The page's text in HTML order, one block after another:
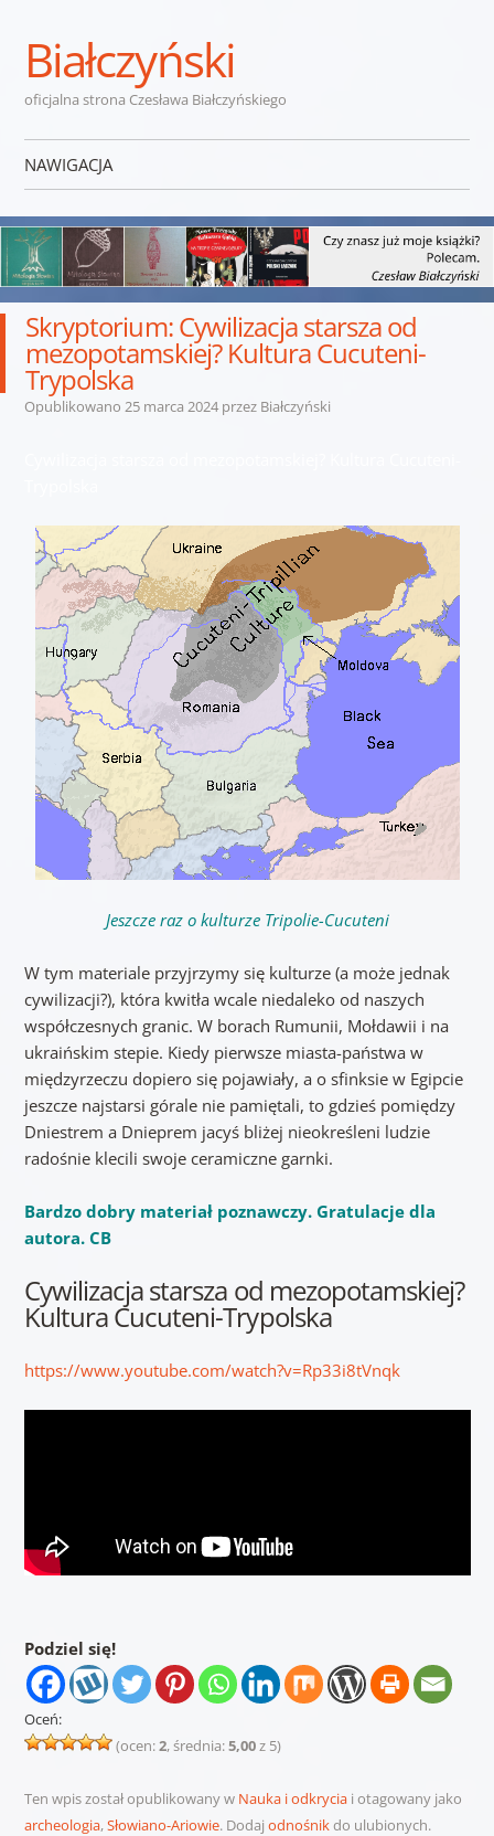
Białczyński
oficjalna strona Czesława Białczyńskiego
NAWIGACJA
Skryptorium: Cywilizacja starsza od
mezopotamskiej? Kultura Cucuteni-
Trypolska
Opublikowano 25 marca 2024przez Białczyński
Jeszcze raz o kulturze Tripolie-Cucuteni
W tym materiale przyjrzymy się kulturze (a może jednak
cywilizacji?), która kwitła wcale niedaleko od naszych
współczesnych granic. W borach Rumunii, Mołdawii i na
ukraińskim stepie. Kiedy pierwsze miasta-państwa w
międzyrzeczu dopiero się pojawiały, a o sfinksie w Egipcie
jeszcze najstarsi górale nie pamiętali, to gdzieś pomiędzy
Dniestrem a Dnieprem jacyś bliżej nieokreśleni ludzie
radośnie klecili swoje ceramiczne garnki.
Bardzo dobry materiał poznawczy. Gratulacje dla
autora. CB
Cywilizacja starsza od mezopotamskiej?
Kultura Cucuteni-Trypolska
https://www.youtube.com/watch?v=Rp33i8tVnqk
Podziel się!
Oceń:
(ocen:2, średnia:5,00z 5)
Ten wpis został opublikowany w Nauka i odkryciai otagowany jako
archeologia,Słowiano-Ariowie. Dodaj odnośnikdo ulubionych.